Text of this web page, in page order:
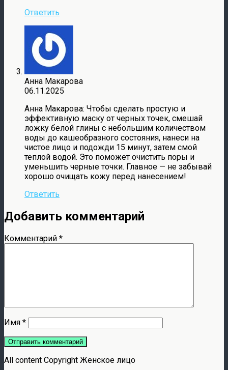
Ответить
Анна Макарова
06.11.2025
Анна Макарова: Чтобы сделать простую и
эффективную маску от черных точек, смешай
ложку белой глины с небольшим количеством
воды до кашеобразного состояния, нанеси на
чистое лицо и подожди 15 минут, затем смой
теплой водой. Это поможет очистить поры и
уменьшить черные точки. Главное — не забывай
хорошо очищать кожу перед нанесением!
Ответить
Добавить комментарий
Комментарий *
Имя *
All content Copyright Женское лицо